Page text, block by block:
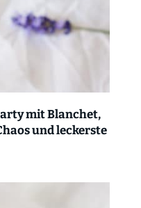
mit Blanchet,
und leckerste